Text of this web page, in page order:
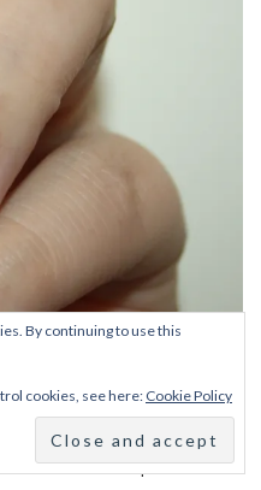
fra Depend i 2015. Den
finder dine Depend lakker
By continuing to use this
cookies, see here: Cookie Policy